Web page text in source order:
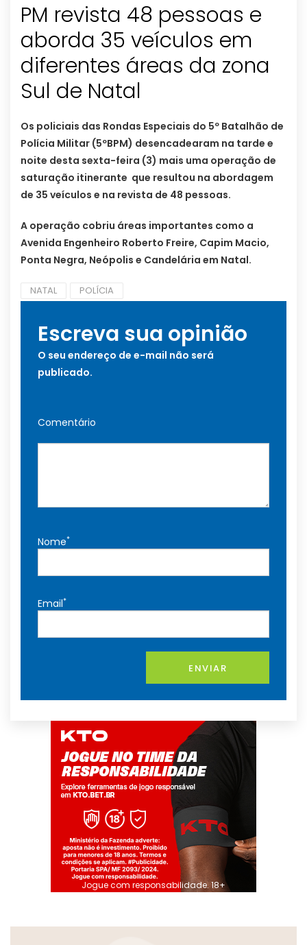
PM revista 48 pessoas e
aborda 35 veículos em
diferentes áreas da zona
Sul de Natal
Os policiais das Rondas Especiais do 5º Batalhão de
Polícia Militar (5ºBPM) desencadearam na tarde e
noite desta sexta-feira (3) mais uma operação de
saturação itinerante que resultou na abordagem
de 35 veículos e na revista de 48 pessoas.
A operação cobriu áreas importantes como a
Avenida Engenheiro Roberto Freire, Capim Macio,
Ponta Negra, Neópolis e Candelária em Natal.
NATAL POLÍCIA
Escreva sua opinião
O seu endereço de e-mail não será
publicado.
Comentário
Nome*
Email*
ENVIAR
Jogue com responsabilidade. 18+